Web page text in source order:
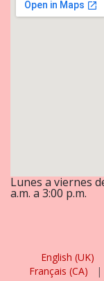
Lunes a viernes
a.m. a 3:00 p.m.
English (UK)
Français (CA)
|